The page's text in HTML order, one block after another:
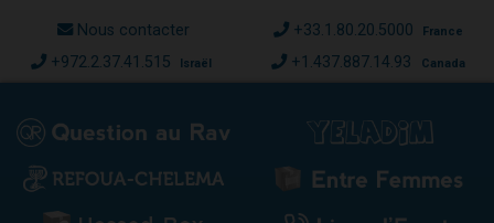
Nous contacter +33.1.80.20.5000 France
+972.2.37.41.515 Israël +1.437.887.14.93 Canada